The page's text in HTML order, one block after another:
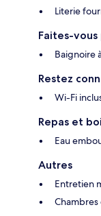
Literie
Faites-vous
Baignoire
Restez
Wi-Fi
Repas et
Eau
Autres
Entretien